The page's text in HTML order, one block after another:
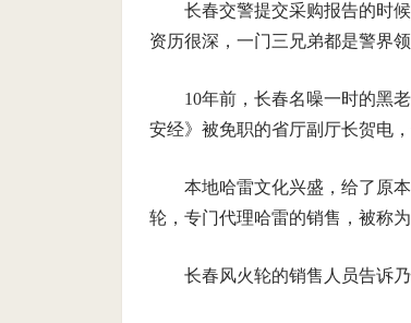
长春交警提交采购报告的时
资历很深，一门三兄弟都是警界领
10年前，长春名噪一时的黑
安经》被免职的省厅副厅长贺电
本地哈雷文化兴盛，给了原
轮，专门代理哈雷的销售，被称
长春风火轮的销售人员告诉